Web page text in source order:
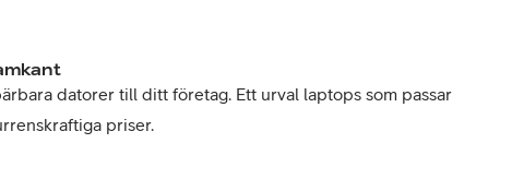
datorer till ditt företag. Ett urval laptops som passar
priser.